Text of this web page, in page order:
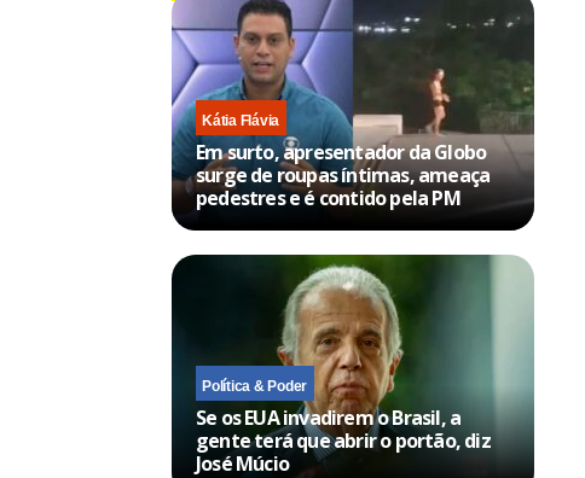
Kátia Flávia
Em surto, apresentador da Globo
surge de roupas íntimas, ameaça
pedestres e é contido pela PM
Política & Poder
Se os EUA invadirem o Brasil, a
gente terá que abrir o portão, diz
José Múcio